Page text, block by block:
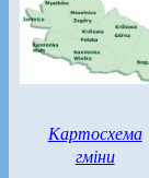
Картосхема
гміни